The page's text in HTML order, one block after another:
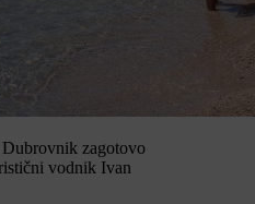
zagotovo
vodnik Ivan